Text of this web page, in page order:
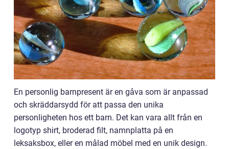
En personlig barnpresent är en gåva som är anpassad
och skräddarsydd för att passa den unika
personligheten hos ett barn. Det kan vara allt från en
logotyp shirt, broderad filt, namnplatta på en
leksaksbox, eller en målad möbel med en unik design.